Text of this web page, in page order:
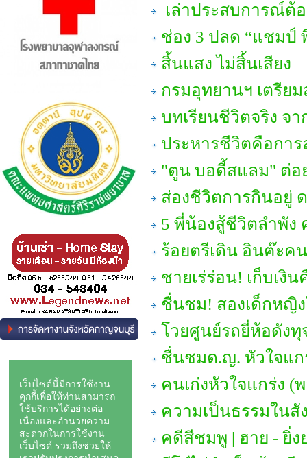
เล่าประสบการณ์ต้
ช่อง 3 ปลด “แชมป์
สิ้นแสง ไม่สิ้นเสียง
กรมอุทยานฯ เตรีย
บทเรียนชีวิตจริง จา
ประหารชีวิตคือกา
"ตูน บอดี้สแลม" ต่อ
ส่องชีวิตการกินอยู่
5 พี่น้องสู้ชีวิตลำพัง
ร้อยตรีเดิน อินฅ๊ะค
ชายเร่ร่อน! เก็บเงิ
ชื่นชม! สองเด็กหญิง
โวยศูนย์รถยี่ห้อดังทุ
ชื่นชมด.ญ. หัวใจแก
คนเก่งหัวใจแกร่ง (
ความเป็นธรรมในสั
คดีสีชมพู | ฮาย - ยิ่ง